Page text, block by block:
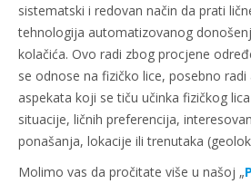
sistematski i redovan način da prati
tehnologija automatizovanog
kolačića. Ovo radi zbog procjene
se odnose na fizičko lice, posebno
aspekata koji se tiču učinka fizičkog
situacije, ličnih preferencija,
ponašanja, lokacije ili trenutaka
Molimo vas da pročitate više u našoj „